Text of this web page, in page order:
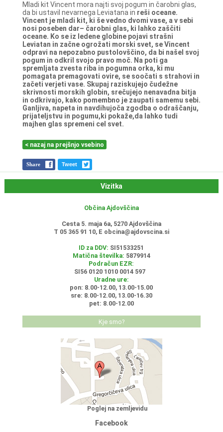
Mladi kit Vincent mora najti svoj pogum in čarobni glas,
da bi ustavil nevarnega Leviatana in reši oceane.
Vincent je mladi kit, ki še vedno dvomi vase, a v sebi
nosi poseben dar– čarobni glas, ki lahko zaščiti
oceane. Ko se iz ledene globine pojavi strašni
Leviatan in začne ogrožati morski svet, se Vincent
odpravi na nepozabno pustolovščino, da bi našel svoj
pogum in odkril svojo pravo moč. Na poti ga
spremljata zvesta riba in pogumna orka, ki mu
pomagatapremagovati ovire, se soočati s strahovi in
začeti verjeti vase. Skupaj raziskujejo čudežne
skrivnosti morskih globin, srečujejo nenavadna bitja
in odkrivajo, kako pomembno jezaupati samemu sebi.
Ganljiva, napeta in navdihujoča zgodba o odraščanju,
prijateljstvu in pogumu,ki pokaže,da lahko tudi
majhen glas spremeni cel svet.
< nazaj na prejšnjo vsebino
Share Tweet
Vizitka
Občina Ajdovščina
Cesta 5. maja 6a, 5270 Ajdovščina
T 05 365 91 10, E obcina@ajdovscina.si
ID za DDV: SI51533251
Matična številka: 5879914
Podračun EZR:
SI56 0120 1010 0014 597
Uradne ure:
pon: 8.00-12.00, 13.00-15.00
sre: 8.00-12.00, 13.00-16.30
pet: 8.00-12.00
Kje smo?
Poglej na zemljevidu
Facebook